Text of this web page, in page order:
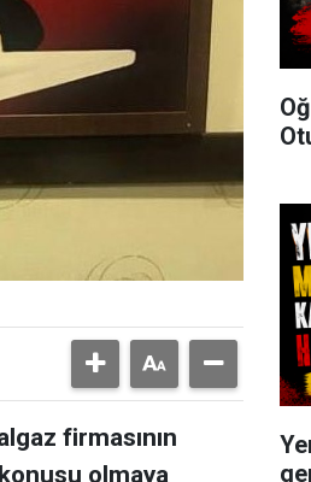
firmasının
olmaya